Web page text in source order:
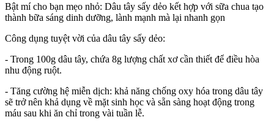
Bật mí cho bạn mẹo nhỏ: Dâu tây sấy dẻo kết hợp với sữa chua tạo
thành bữa sáng dinh dưỡng, lành mạnh mà lại nhanh gọn
Công dụng tuyệt vời của dâu tây sấy dẻo:
- Trong 100g dâu tây, chứa 8g lượng chất xơ cần thiết để điều hòa
nhu động ruột.
- Tăng cường hệ miễn dịch: khả năng chống oxy hóa trong dâu tây
sẽ trở nên khả dụng về mặt sinh học và sẵn sàng hoạt động trong
máu sau khi ăn chỉ trong vài tuần lễ.